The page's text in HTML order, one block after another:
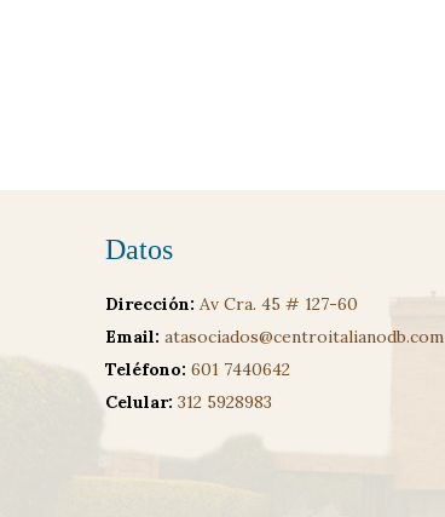
Datos
Dirección: Av Cra. 45 # 127-60
Email: atasociados@centroitalianodb.com
Teléfono: 601 7440642
Celular: 312 5928983